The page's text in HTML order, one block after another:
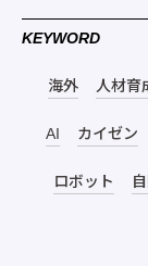
KEYWORD
海外 人材育
AI カイゼン
ロボット